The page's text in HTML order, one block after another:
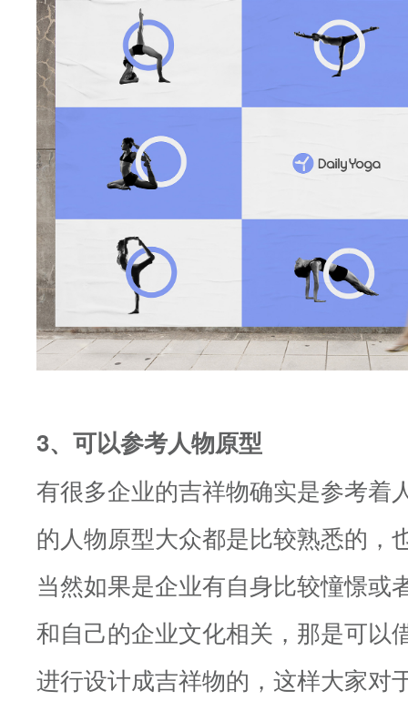
3、可以参考人物原型
有很多企业的吉祥物确实是参考着
的人物原型大众都是比较熟悉的，
当然如果是企业有自身比较憧憬或
和自己的企业文化相关，那是可以
进行设计成吉祥物的，这样大家对